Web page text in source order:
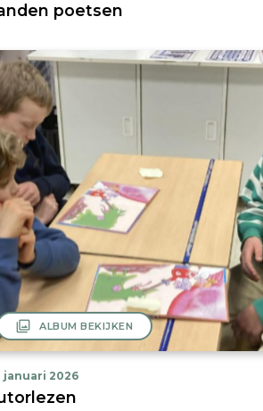
poetsen
filter ALBUM BEKIJKEN
januari 2026